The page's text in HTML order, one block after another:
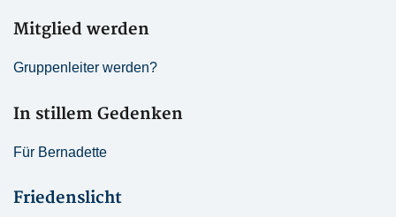
Mitglied werden
Gruppenleiter werden?
In stillem Gedenken
Für Bernadette
Friedenslicht